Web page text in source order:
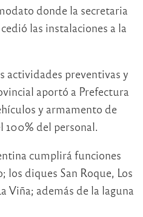
donde la secretaria
las instalaciones a la
actividades preventivas y
aportó a Prefectura
y armamento de
100% del personal.
cumplirá funciones
los diques San Roque, Los
Viña; además de la laguna